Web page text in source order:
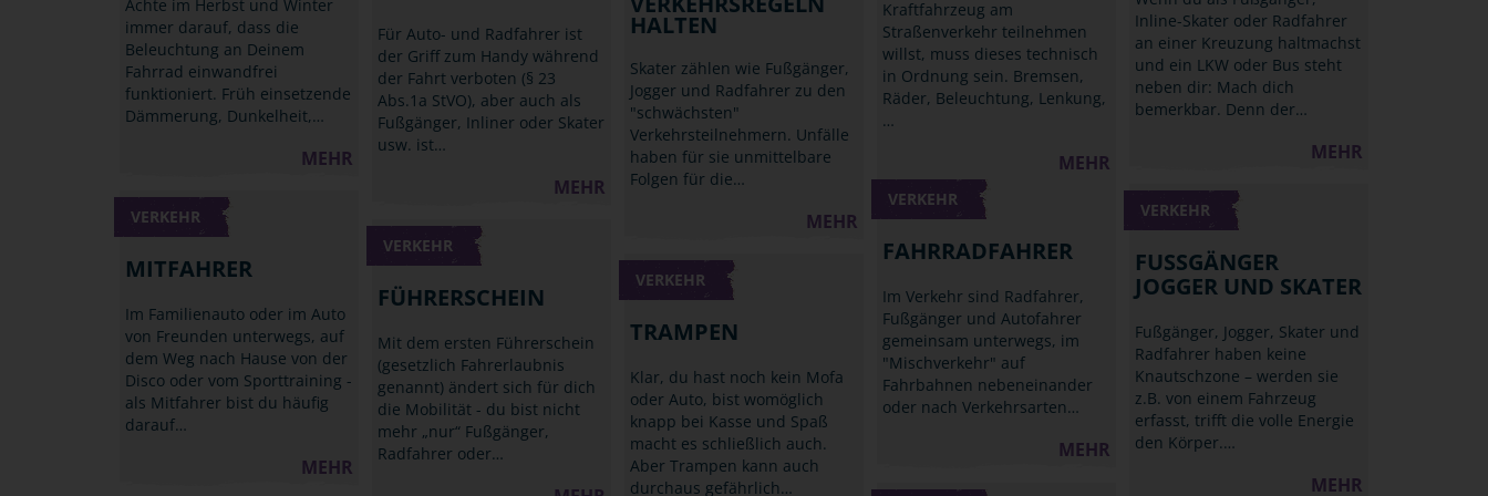
Inline-Skater oder Radfahrer
an einer Kreuzung haltmachst
und ein LKW oder Bus steht
neben dir: Mach dich
bemerkbar. Denn der…
MEHR
Achte im Herbst und Winter
immer darauf, dass die
Beleuchtung an Deinem
Fahrrad einwandfrei
funktioniert. Früh einsetzende
Dämmerung, Dunkelheit,…
MEHR
HALTEN
Skater zählen wie Fußgänger,
Jogger und Radfahrer zu den
"schwächsten"
Verkehrsteilnehmern. Unfälle
haben für sie unmittelbare
Folgen für die…
MEHR
Kraftfahrzeug am
Straßenverkehr teilnehmen
willst, muss dieses technisch
in Ordnung sein. Bremsen,
Räder, Beleuchtung, Lenkung,
…
MEHR
Für Auto- und Radfahrer ist
der Griff zum Handy während
der Fahrt verboten (§ 23
Abs.1a StVO), aber auch als
Fußgänger, Inliner oder Skater
usw. ist…
MEHR VERKEHR
FAHRRADFAHRER
Im Verkehr sind Radfahrer,
Fußgänger und Autofahrer
gemeinsam unterwegs, im
"Mischverkehr" auf
Fahrbahnen nebeneinander
oder nach Verkehrsarten…
MEHR
VERKEHR
FUSSGÄNGER J
OGGER UND SKATER
Fußgänger, Jogger, Skater und
Radfahrer haben keine
Knautschzone – werden sie
z.B. von einem Fahrzeug
erfasst, trifft die volle Energie
den Körper.…
MEHR
VERKEHR
MITFAHRER
Im Familienauto oder im Auto
von Freunden unterwegs, auf
dem Weg nach Hause von der
Disco oder vom Sporttraining -
als Mitfahrer bist du häufig
darauf…
MEHR
VERKEHR
FÜHRERSCHEIN
Mit dem ersten Führerschein
(gesetzlich Fahrerlaubnis
genannt) ändert sich für dich
die Mobilität - du bist nicht
mehr „nur“ Fußgänger,
Radfahrer oder…
VERKEHR
TRAMPEN
Klar, du hast noch kein Mofa
oder Auto, bist womöglich
knapp bei Kasse und Spaß
macht es schließlich auch.
Aber Trampen kann auch
durchaus gefährlich…